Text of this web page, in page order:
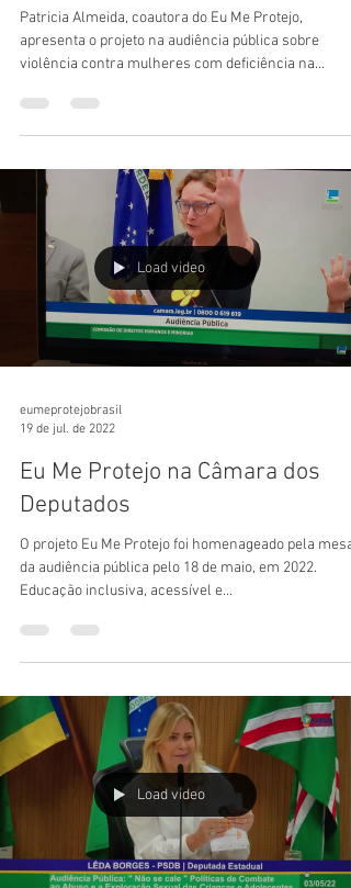
Patricia Almeida, coautora do Eu Me Protejo,
apresenta o projeto na audiência pública sobre
violência contra mulheres com deficiência na...
Load video
eumeprotejobrasil
19 de jul. de 2022
Eu Me Protejo na Câmara dos
Deputados
O projeto Eu Me Protejo foi homenageado pela mesa
da audiência pública pelo 18 de maio, em 2022.
Educação inclusiva, acessível e...
Load video